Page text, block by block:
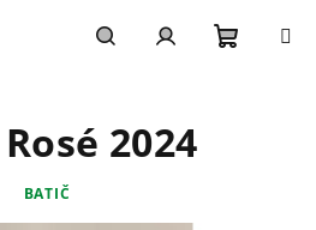
2024
BATIČ